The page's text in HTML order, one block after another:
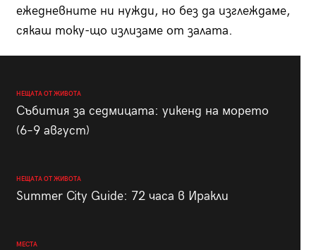
ежедневните ни нужди, но без да изглеждаме,
сякаш току-що излизаме от залата.
НЕЩАТА ОТ ЖИВОТА
Събития за седмицата: уикенд на морето
(6–9 август)
НЕЩАТА ОТ ЖИВОТА
Summer City Guide: 72 часа в Иракли
МЕСТА